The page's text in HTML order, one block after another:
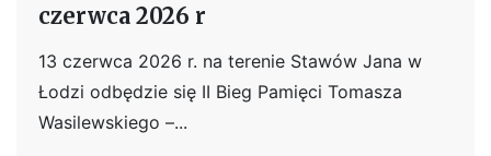
czerwca 2026 r
13 czerwca 2026 r. na terenie Stawów Jana w
Łodzi odbędzie się II Bieg Pamięci Tomasza
Wasilewskiego –...